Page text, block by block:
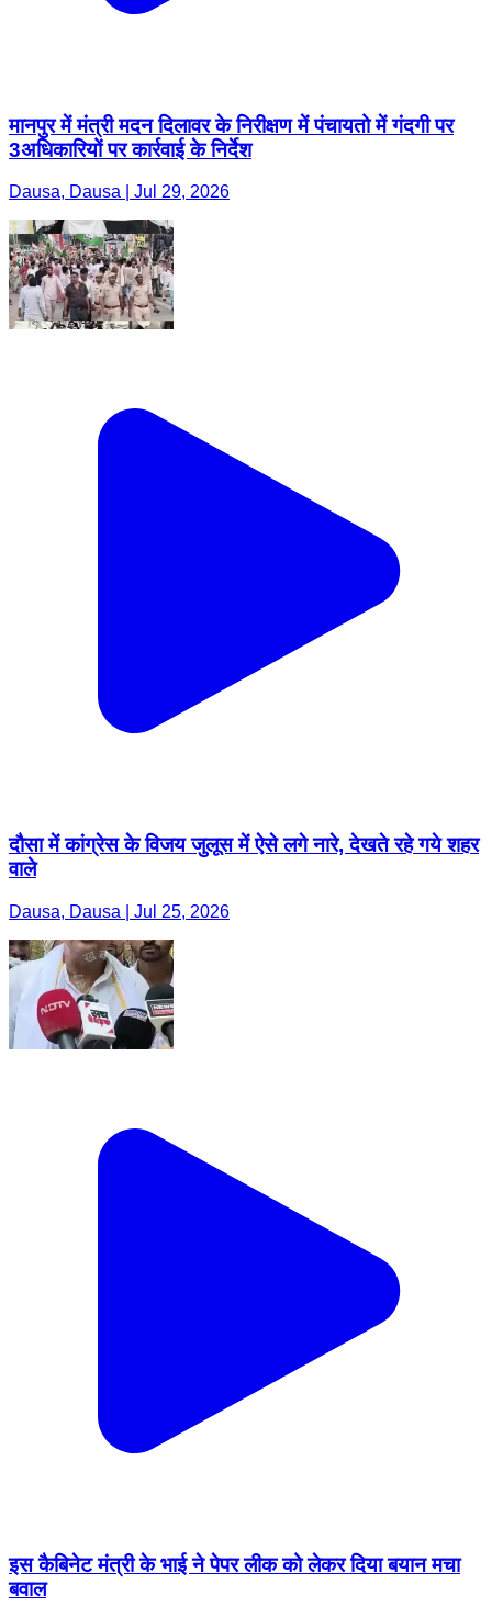
मानपुर में मंत्री मदन दिलावर के निरीक्षण में पंचायतो में गंदगी पर
3अधिकारियों पर कार्रवाई के निर्देश
Dausa, Dausa | Jul 29, 2026
दौसा में कांग्रेस के विजय जुलूस में ऐसे लगे नारे, देखते रहे गये शहर
वाले
Dausa, Dausa | Jul 25, 2026
इस कैबिनेट मंत्री के भाई ने पेपर लीक को लेकर दिया बयान मचा
बवाल